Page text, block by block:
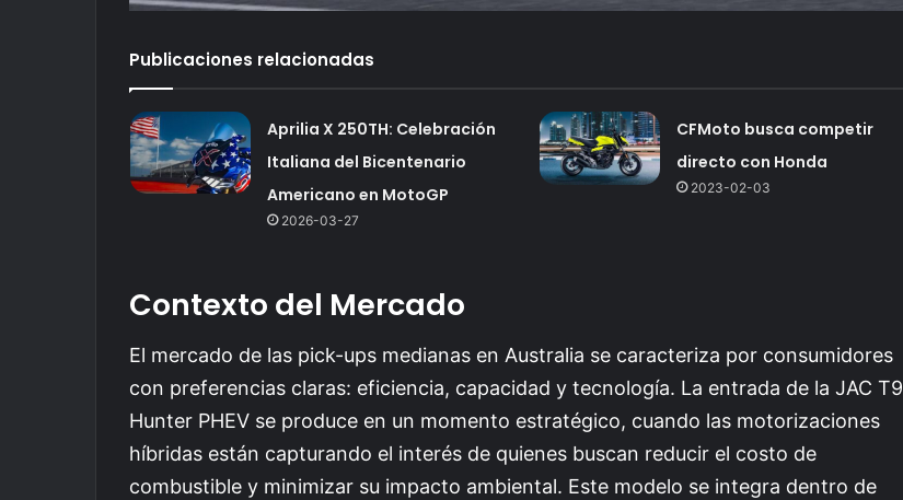
Publicaciones relacionadas
Aprilia X 250TH: Celebración
Italiana del Bicentenario
Americano en MotoGP
2026-03-27
CFMoto busca competir
directo con Honda
2023-02-03
Contexto del Mercado
El mercado de las pick-ups medianas en Australia se caracteriza por consumidores
con preferencias claras: eficiencia, capacidad y tecnología. La entrada de la JAC T9
Hunter PHEV se produce en un momento estratégico, cuando las motorizaciones
híbridas están capturando el interés de quienes buscan reducir el costo de
combustible y minimizar su impacto ambiental. Este modelo se integra dentro de